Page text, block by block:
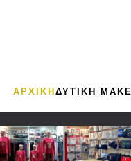
ΑΡΧΙΚΗΔΥΤΙΚΗ